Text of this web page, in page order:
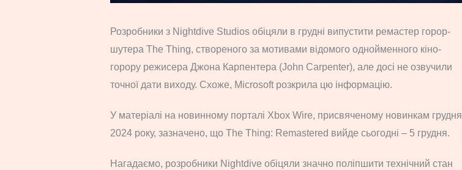
Розробники з Nightdive Studios обіцяли в грудні випустити ремастер горор-
шутера The Thing, створеного за мотивами відомого однойменного кіно-
горору режисера Джона Карпентера (John Carpenter), але досі не озвучили
точної дати виходу. Схоже, Microsoft розкрила цю інформацію.
У матеріалі на новинному порталі Xbox Wire, присвяченому новинкам грудня
2024 року, зазначено, що The Thing: Remastered вийде сьогодні – 5 грудня.
Нагадаємо, розробники Nightdive обіцяли значно поліпшити технічний стан